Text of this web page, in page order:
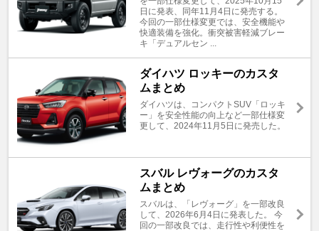
日に発表、同年11月4日に発売する。
今回の一部仕様変更では、安全機能や
快適装備を強化。衝突被害軽減ブレー
キ「デュアルセン ...
ダイハツ ロッキーのカスタ
ムまとめ
ダイハツは、コンパクトSUV「ロッキ
ー」を安全性能の向上など一部仕様変
更して、2024年11月5日に発売した。
スバル レヴォーグのカスタ
ムまとめ
スバルは、「レヴォーグ」を一部改良
して、2026年6月4日に発表した。 今
回の一部改良では、走行性や利便性を